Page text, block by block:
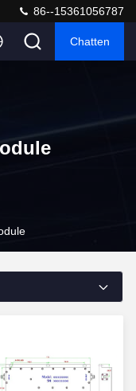
86--15361056787
Chatten